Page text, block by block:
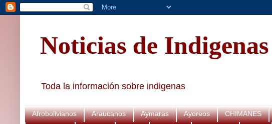
Noticias de Indigenas
Toda la información sobre indigenas
Afrobolivianos Araucanos Aymaras Ayoreos CHIMANES